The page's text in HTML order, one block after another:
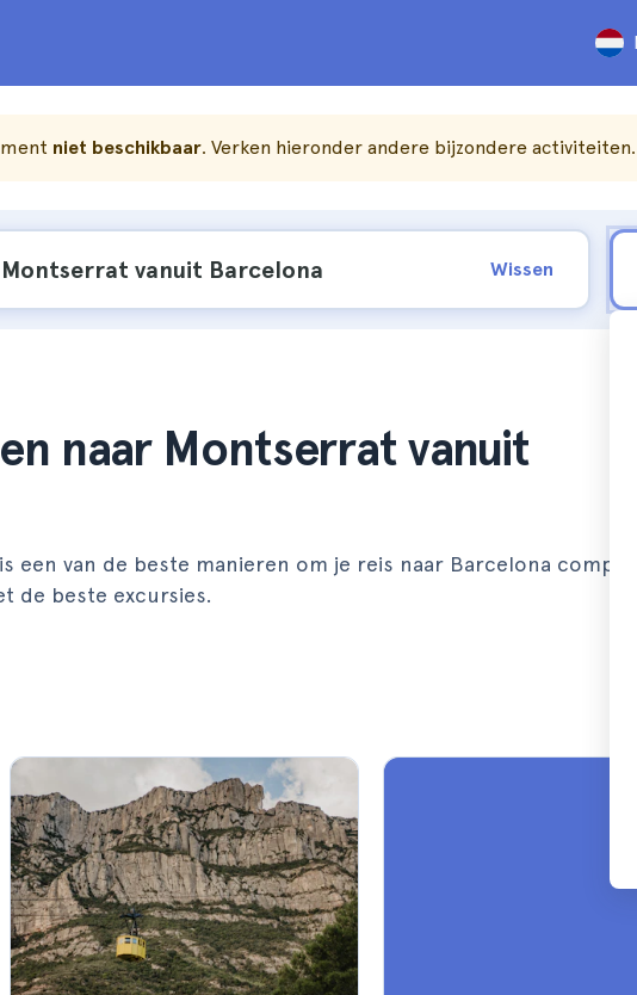
niet beschikbaar. Verken hieronder andere bijzondere activiteiten.
Wissen
naar Montserrat vanuit
een van de beste manieren om je reis naar Barcelona
de beste excursies.